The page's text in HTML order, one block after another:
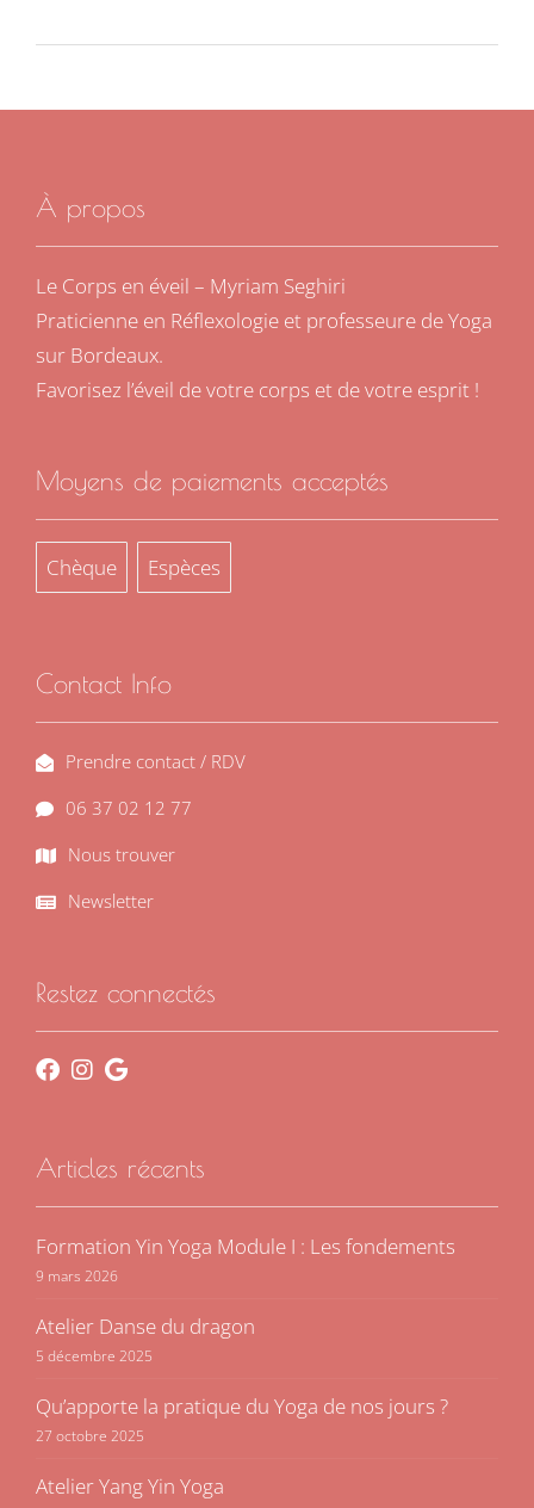
À propos
Le Corps en éveil – Myriam Seghiri
Praticienne en Réflexologie et professeure de Yoga
sur Bordeaux.
Favorisez l’éveil de votre corps et de votre esprit !
Moyens de paiements acceptés
Chèque Espèces
Contact Info
Prendre contact / RDV
06 37 02 12 77
Nous trouver
Newsletter
Restez connectés
Articles récents
Formation Yin Yoga Module I : Les fondements
9 mars 2026
Atelier Danse du dragon
5 décembre 2025
Qu’apporte la pratique du Yoga de nos jours ?
27 octobre 2025
Atelier Yang Yin Yoga